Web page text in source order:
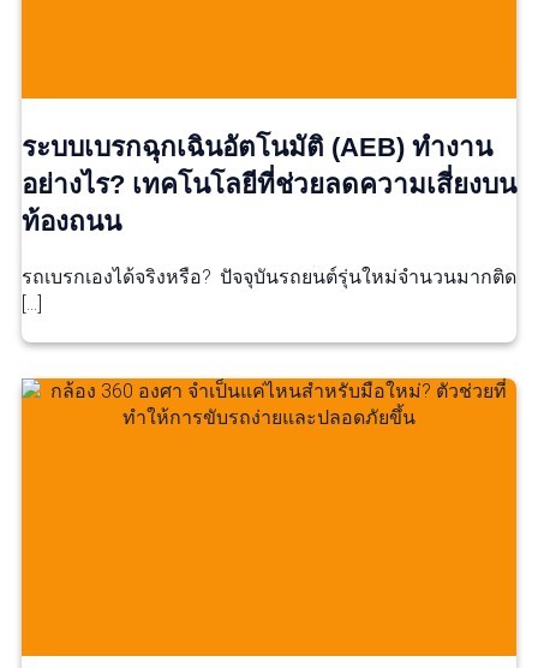
ระบบเบรกฉุกเฉินอัตโนมัติ (AEB) ทำงาน
อย่างไร? เทคโนโลยีที่ช่วยลดความเสี่ยงบน
ท้องถนน
รถเบรกเองได้จริงหรือ? ปัจจุบันรถยนต์รุ่นใหม่จำนวนมากติด
[…]